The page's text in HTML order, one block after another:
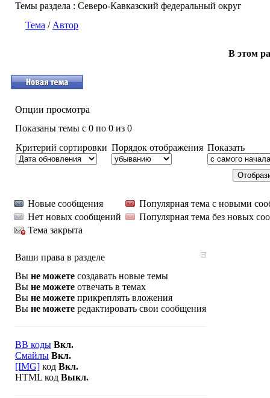
Темы раздела : Северо-Кавказский федеральный округ
Тема / Автор
В этом
Опции просмотра
Показаны темы с 0 по 0 из 0
Критерий сортировки Порядок отображения Показать
Новые сообщения
Популярная тема с новыми
Нет новых сообщений
Популярная тема без новых
Тема закрыта
Ваши права в разделе
Вы не можете создавать новые темы
Вы не можете отвечать в темах
Вы не можете прикреплять вложения
Вы не можете редактировать свои сообщения
BB коды Вкл.
Смайлы Вкл.
[IMG] код Вкл.
HTML код Выкл.